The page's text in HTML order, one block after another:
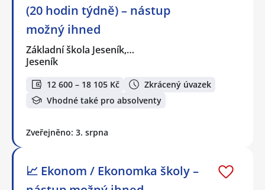
(20 hodin týdně) – nástup
možný ihned
Základní škola Jeseník,…
Jeseník
12 600 – 18 105 Kč
Zkrácený úvazek
Vhodné také pro absolventy
Zveřejněno: 3. srpna
📈 Ekonom / Ekonomka školy –